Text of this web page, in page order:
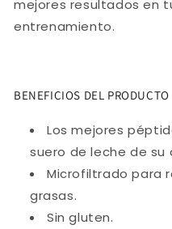
mejores resultados en
entrenamiento.
BENEFICIOS DEL PRODUCTO
Los mejores
suero de leche de su
Microfiltrado para
grasas.
Sin gluten.